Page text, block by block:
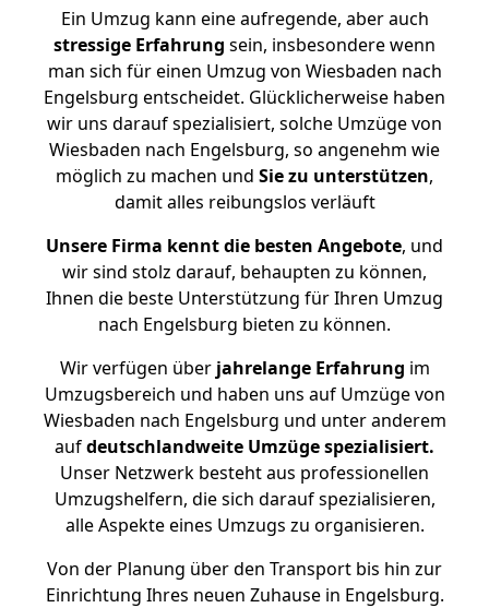
Ein Umzug kann eine aufregende, aber auch
stressige Erfahrung sein, insbesondere wenn
man sich für einen Umzug von Wiesbaden nach
Engelsburg entscheidet. Glücklicherweise haben
wir uns darauf spezialisiert, solche Umzüge von
Wiesbaden nach Engelsburg, so angenehm wie
möglich zu machen und Sie zu unterstützen,
damit alles reibungslos verläuft
Unsere Firma kennt die besten Angebote, und
wir sind stolz darauf, behaupten zu können,
Ihnen die beste Unterstützung für Ihren Umzug
nach Engelsburg bieten zu können.
Wir verfügen überjahrelange Erfahrung im
Umzugsbereich und haben uns auf Umzüge von
Wiesbaden nach Engelsburg und unter anderem
aufdeutschlandweite Umzüge spezialisiert.
Unser Netzwerk besteht aus professionellen
Umzugshelfern, die sich darauf spezialisieren,
alle Aspekte eines Umzugs zu organisieren.
Von der Planung über den Transport bis hin zur
Einrichtung Ihres neuen Zuhause in Engelsburg.